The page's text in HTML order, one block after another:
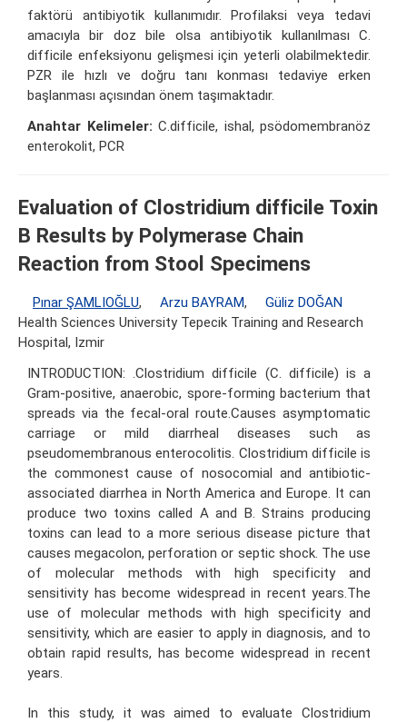
faktörü antibiyotik kullanımıdır. Profilaksi veya tedavi
amacıyla bir doz bile olsa antibiyotik kullanılması C.
difficile enfeksiyonu gelişmesi için yeterli olabilmektedir.
PZR ile hızlı ve doğru tanı konması tedaviye erken
başlanması açısından önem taşımaktadır.
Anahtar Kelimeler: C.difficile, ishal, psödomembranöz
enterokolit, PCR
Evaluation of Clostridium difficile Toxin
B Results by Polymerase Chain
Reaction from Stool Specimens
Pınar ŞAMLIOĞLU, Arzu BAYRAM,
Güliz DOĞAN
Health Sciences University Tepecik Training and Research
Hospital, Izmir
INTRODUCTION: .Clostridium difficile (C. difficile) is a
Gram-positive, anaerobic, spore-forming bacterium that
spreads via the fecal-oral route.Causes asymptomatic
carriage or mild diarrheal diseases such as
pseudomembranous enterocolitis. Clostridium difficile is
the commonest cause of nosocomial and antibiotic-
associated diarrhea in North America and Europe. It can
produce two toxins called A and B. Strains producing
toxins can lead to a more serious disease picture that
causes megacolon, perforation or septic shock. The use
of molecular methods with high specificity and
sensitivity has become widespread in recent years.The
use of molecular methods with high specificity and
sensitivity, which are easier to apply in diagnosis, and to
obtain rapid results, has become widespread in recent
years.
In this study, it was aimed to evaluate Clostridium